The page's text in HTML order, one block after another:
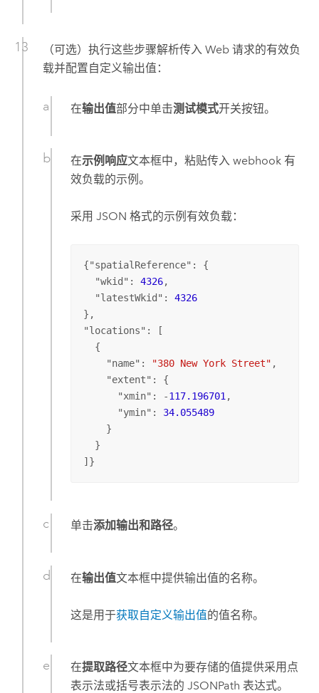
（可选）执行这些步骤解析传入 Web 请求的有效负
载并配置自定义输出值：
在输出值部分中单击测试模式开关按钮。
在示例响应文本框中，粘贴传入 webhook 有
效负载的示例。
采用 JSON 格式的示例有效负载：
{"spatialReference": {
  "
wkid ": 4326,
  "
latestWkid ": 4326
},
"locations": [
  {
    "
name": "380 New York Street" ,
    "
extent": {
      "
xmin": -117.196701,
      "
ymin": 34.055489
    }
  }
]}
单击添加输出和路径。
在输出值文本框中提供输出值的名称。
这是用于获取自定义输出值的值名称。
在提取路径文本框中为要存储的值提供采用点
表示法或括号表示法的 JSONPath 表达式。